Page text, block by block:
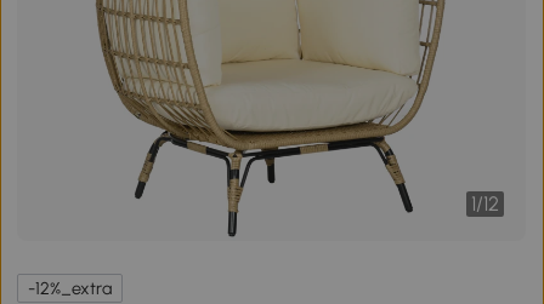
1/12
-12%_extra